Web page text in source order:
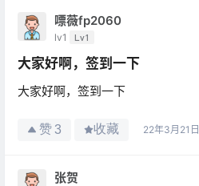
嘌薇fp2060
lv1 Lv1
大家好啊，签到一下
大家好啊，签到一下
赞3 收藏 22年3月21日
张贺